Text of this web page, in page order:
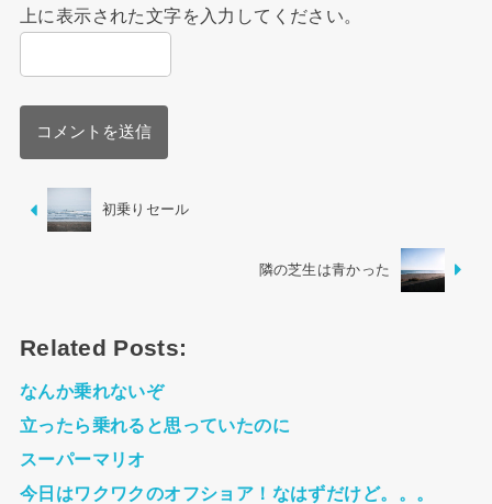
上に表示された文字を入力してください。
初乗りセール
隣の芝生は青かった
Related Posts:
なんか乗れないぞ
立ったら乗れると思っていたのに
スーパーマリオ
今日はワクワクのオフショア！なはずだけど。。。